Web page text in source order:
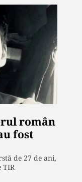
român
fost
de 27 de ani,
TIR